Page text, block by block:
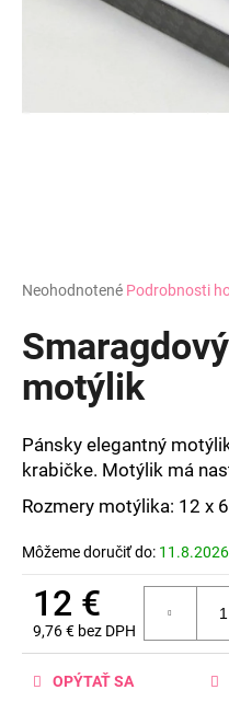
Priemerné
produktu
je
hviezdičiek.
Neohodnotené Podrobnosti
motýlik
Pánsky elegantný
krabičke. Motýlik má
Rozmery motýlika: 12 x
Môžeme doručiť do: 11.8.2026
12 €
9,76 € bez DPH
Jednotková
OPÝTAŤ SA
ť
O
d
p
r
ú
č
a
m
e